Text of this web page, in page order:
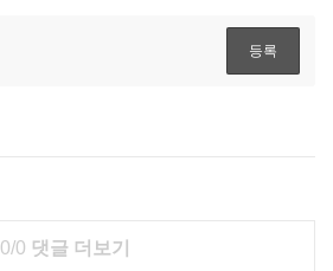
0/0 댓글 더보기